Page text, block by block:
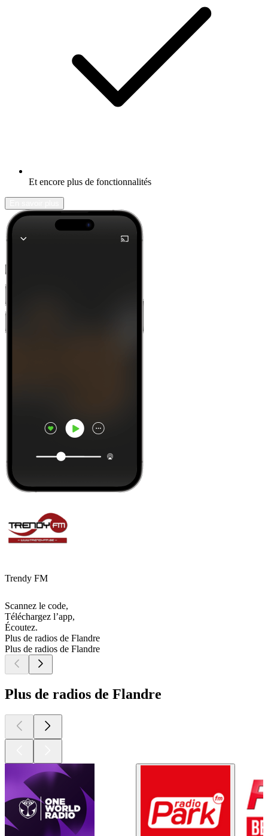
Et encore plus de fonctionnalités
Trendy FM
Scannez le code,
Téléchargez l’app,
Écoutez.
Plus de radios de Flandre
Plus de radios de Flandre
Plus de radios de Flandre